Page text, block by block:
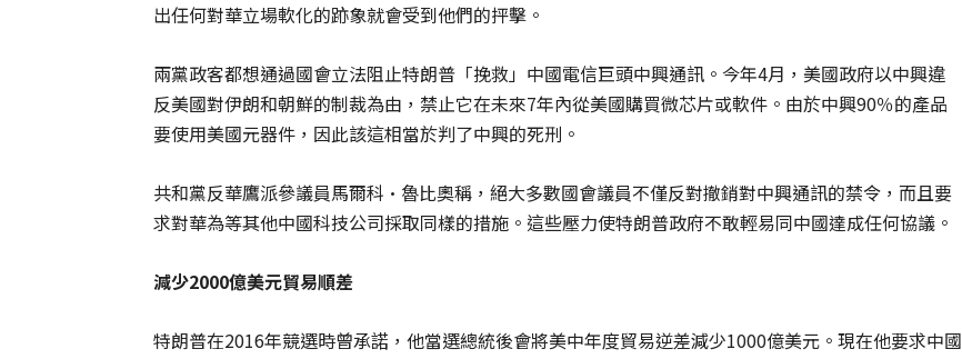
出任何對華立場軟化的跡象就會受到他們的抨擊。
兩黨政客都想通過國會立法阻止特朗普「挽救」中國電信巨頭中興通訊。今年4月，美國政府以中興違
反美國對伊朗和朝鮮的制裁為由，禁止它在未來7年內從美國購買微芯片或軟件。由於中興90％的產品
要使用美國元器件，因此該這相當於判了中興的死刑。
共和黨反華鷹派參議員馬爾科·魯比奧稱，絕大多數國會議員不僅反對撤銷對中興通訊的禁令，而且要
求對華為等其他中國科技公司採取同樣的措施。這些壓力使特朗普政府不敢輕易同中國達成任何協議。
減少2000億美元貿易順差
特朗普在2016年競選時曾承諾，他當選總統後會將美中年度貿易逆差減少1000億美元。現在他要求中國